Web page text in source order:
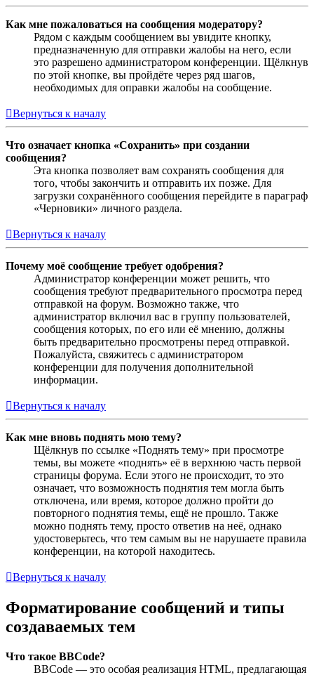
Как мне пожаловаться на сообщения модератору?
Рядом с каждым сообщением вы увидите кнопку,
предназначенную для отправки жалобы на него, если
это разрешено администратором конференции. Щёлкнув
по этой кнопке, вы пройдёте через ряд шагов,
необходимых для оправки жалобы на сообщение.
Вернуться к началу
Что означает кнопка «Сохранить» при создании
сообщения?
Эта кнопка позволяет вам сохранять сообщения для
того, чтобы закончить и отправить их позже. Для
загрузки сохранённого сообщения перейдите в параграф
«Черновики» личного раздела.
Вернуться к началу
Почему моё сообщение требует одобрения?
Администратор конференции может решить, что
сообщения требуют предварительного просмотра перед
отправкой на форум. Возможно также, что
администратор включил вас в группу пользователей,
сообщения которых, по его или её мнению, должны
быть предварительно просмотрены перед отправкой.
Пожалуйста, свяжитесь с администратором
конференции для получения дополнительной
информации.
Вернуться к началу
Как мне вновь поднять мою тему?
Щёлкнув по ссылке «Поднять тему» при просмотре
темы, вы можете «поднять» её в верхнюю часть первой
страницы форума. Если этого не происходит, то это
означает, что возможность поднятия тем могла быть
отключена, или время, которое должно пройти до
повторного поднятия темы, ещё не прошло. Также
можно поднять тему, просто ответив на неё, однако
удостоверьтесь, что тем самым вы не нарушаете правила
конференции, на которой находитесь.
Вернуться к началу
Форматирование сообщений и типы
создаваемых тем
Что такое BBCode?
BBCode — это особая реализация HTML, предлагающая